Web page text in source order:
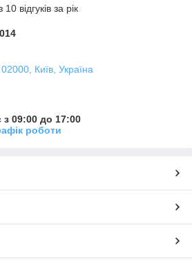
відгуків за рік
Київ, Україна
09:00 до 17:00
роботи